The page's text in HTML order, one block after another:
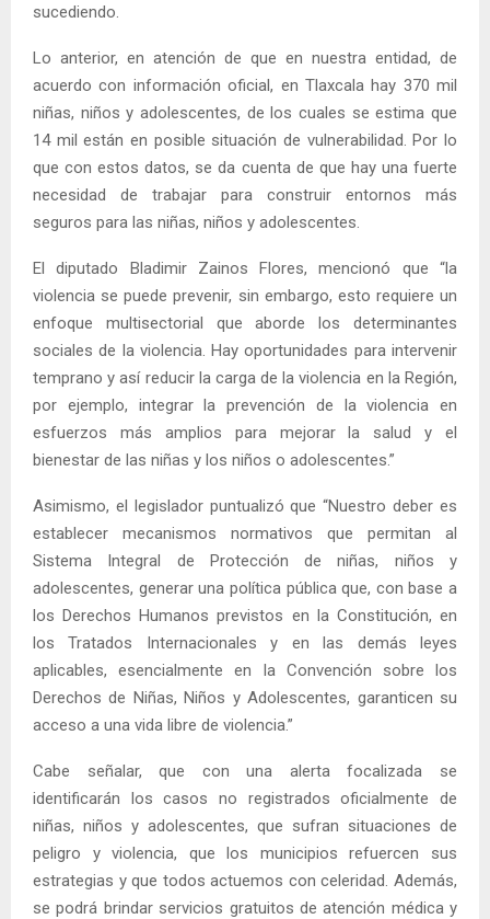
sucediendo.
Lo anterior, en atención de que en nuestra entidad, de
acuerdo con información oficial, en Tlaxcala hay 370 mil
niñas, niños y adolescentes, de los cuales se estima que
14 mil están en posible situación de vulnerabilidad. Por lo
que con estos datos, se da cuenta de que hay una fuerte
necesidad de trabajar para construir entornos más
seguros para las niñas, niños y adolescentes.
El diputado Bladimir Zainos Flores, mencionó que “la
violencia se puede prevenir, sin embargo, esto requiere un
enfoque multisectorial que aborde los determinantes
sociales de la violencia. Hay oportunidades para intervenir
temprano y así reducir la carga de la violencia en la Región,
por ejemplo, integrar la prevención de la violencia en
esfuerzos más amplios para mejorar la salud y el
bienestar de las niñas y los niños o adolescentes.”
Asimismo, el legislador puntualizó que “Nuestro deber es
establecer mecanismos normativos que permitan al
Sistema Integral de Protección de niñas, niños y
adolescentes, generar una política pública que, con base a
los Derechos Humanos previstos en la Constitución, en
los Tratados Internacionales y en las demás leyes
aplicables, esencialmente en la Convención sobre los
Derechos de Niñas, Niños y Adolescentes, garanticen su
acceso a una vida libre de violencia.”
Cabe señalar, que con una alerta focalizada se
identificarán los casos no registrados oficialmente de
niñas, niños y adolescentes, que sufran situaciones de
peligro y violencia, que los municipios refuercen sus
estrategias y que todos actuemos con celeridad. Además,
se podrá brindar servicios gratuitos de atención médica y